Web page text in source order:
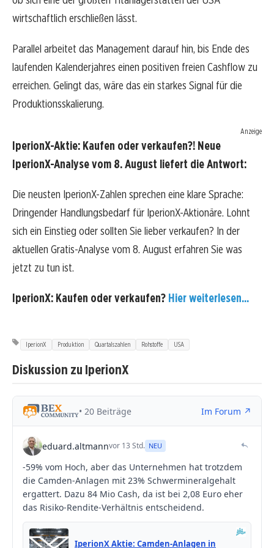
wirtschaftlich erschließen lässt.
Parallel arbeitet das Management darauf hin, bis Ende des
laufenden Kalenderjahres einen positiven freien Cashflow zu
erreichen. Gelingt das, wäre das ein starkes Signal für die
Produktionsskalierung.
Anzeige
IperionX-Aktie: Kaufen oder verkaufen?! Neue
IperionX-Analyse vom 8. August liefert die Antwort:
Die neusten IperionX-Zahlen sprechen eine klare Sprache:
Dringender Handlungsbedarf für IperionX-Aktionäre. Lohnt
sich ein Einstieg oder sollten Sie lieber verkaufen? In der
aktuellen Gratis-Analyse vom 8. August erfahren Sie was
jetzt zu tun ist.
IperionX: Kaufen oder verkaufen? Hier weiterlesen...
IperionX Produktion Quartalszahlen Rohstoffe USA
Diskussion zu IperionX